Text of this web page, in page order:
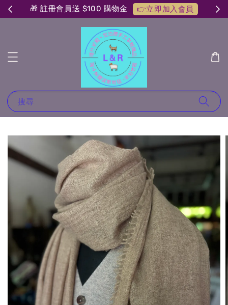
🎁 註冊會員送 $100 購物金 👉立即加入會員
搜尋